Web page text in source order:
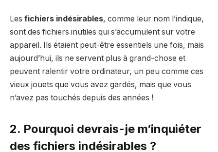
Les fichiers indésirables, comme leur nom l’indique,
sont des fichiers inutiles qui s’accumulent sur votre
appareil. Ils étaient peut-être essentiels une fois, mais
aujourd’hui, ils ne servent plus à grand-chose et
peuvent ralentir votre ordinateur, un peu comme ces
vieux jouets que vous avez gardés, mais que vous
n’avez pas touchés depuis des années !
2. Pourquoi devrais-je m’inquiéter
des fichiers indésirables ?